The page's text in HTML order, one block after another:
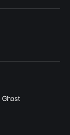
Ghost